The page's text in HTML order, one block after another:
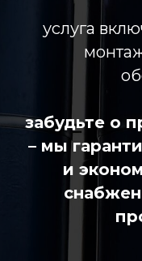
услуга
забудьте о
– мы
и